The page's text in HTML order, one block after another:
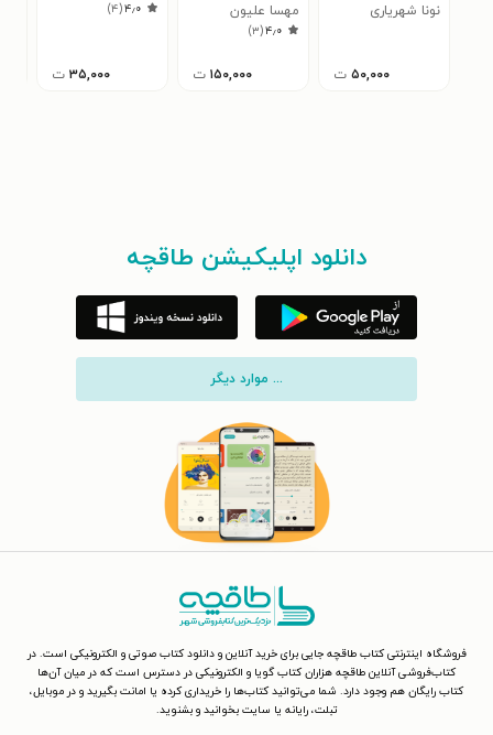
نونا شهریاری
۵۰,۰۰۰ ت
مهسا علیون
۴٫۰(۳)
۱۵۰,۰۰۰ ت
گودرزی
۴٫۰(۴)
۳۵,۰۰۰ ت
دانلود اپلیکیشن طاقچه
... موارد دیگر
فروشگاه اینترنتی کتاب طاقچه جایی برای خرید آنلاین و دانلود کتاب صوتی و الکترونیکی است. در
کتاب‌فروشی آنلاین طاقچه هزاران کتاب گویا و الکترونیکی در دسترس است که در میان آن‌ها
کتاب رایگان هم وجود دارد. شما می‌توانید کتاب‌ها را خریداری کرده یا امانت بگیرید و در موبایل،
تبلت، رایانه یا سایت بخوانید و بشنوید.